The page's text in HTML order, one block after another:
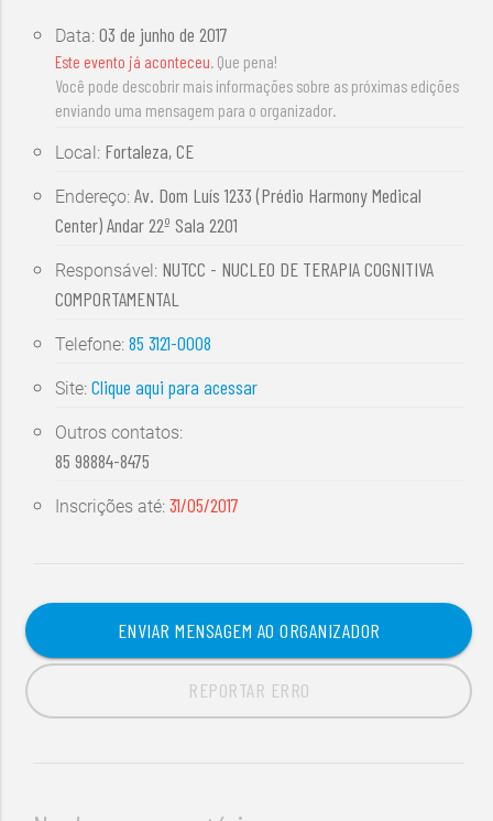
Data:03 de junho de 2017
Este evento já aconteceu. Que pena!
Você pode descobrir mais informações sobre as próximas edições
enviando uma mensagem para o organizador.
Local: Fortaleza, CE
Endereço:Av. Dom Luís 1233 (Prédio Harmony Medical
Center) Andar 22º Sala 2201
Responsável: NUTCC - NUCLEO DE TERAPIA COGNITIVA
COMPORTAMENTAL
Telefone:85 3121-0008
Site:Clique aqui para acessar
Outros contatos:
85 98884-8475
Inscrições até:31/05/2017
ENVIAR MENSAGEM AO ORGANIZADOR
REPORTAR ERRO